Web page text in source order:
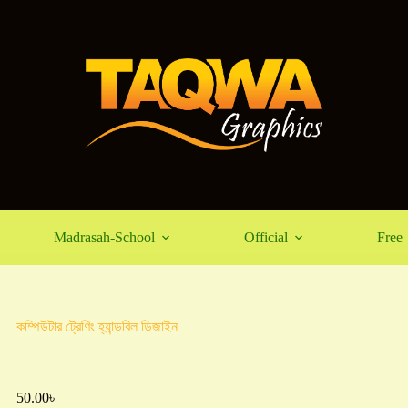
Madrasah-School Official Free
কম্পিউটার ট্রেণিং হ্যান্ডবিল ডিজাইন
50.00৳